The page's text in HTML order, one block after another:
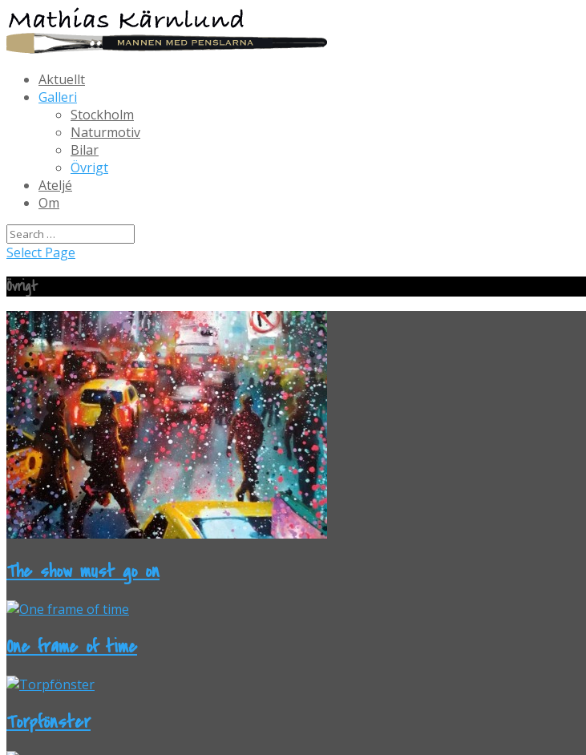
Aktuellt
Galleri
Stockholm
Naturmotiv
Bilar
Övrigt
Ateljé
Om
Select Page
Övrigt
The show must go on
One frame of time
Torpfönster